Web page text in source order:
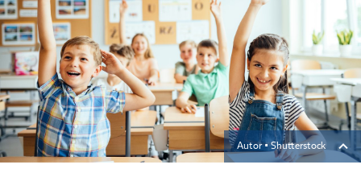
Autor ▪Shutterstock